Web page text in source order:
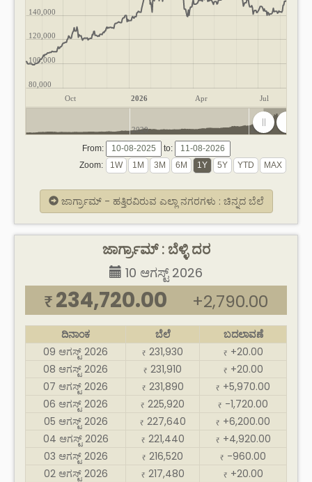
Oct 2026 Apr Jul
80,000
100,000
120,000
140,000
2020 2025
From:
to:
Zoom:
ಜಾರ್ಗ್ರಾಮ್ - ಹತ್ತಿರವಿರುವ ಎಲ್ಲಾ ನಗರಗಳು : ಚಿನ್ನದ ಬೆಲೆ
ಜಾರ್ಗ್ರಾಮ್ : ಬೆಳ್ಳಿ ದರ
10 ಆಗಸ್ಟ್ 2026
₹ 234,720.00 +2,790.00
ದಿನಾಂಕ ಬೆಲೆ
ಬದಲಾವಣೆ
09 ಆಗಸ್ಟ್ 2026
₹ 231,930 ₹ +20.00
08 ಆಗಸ್ಟ್ 2026
₹ 231,910 ₹ +20.00
07 ಆಗಸ್ಟ್ 2026
₹ 231,890 ₹ +5,970.00
06 ಆಗಸ್ಟ್ 2026
₹ 225,920 ₹ -1,720.00
05 ಆಗಸ್ಟ್ 2026
₹ 227,640 ₹ +6,200.00
04 ಆಗಸ್ಟ್ 2026
₹ 221,440 ₹ +4,920.00
03 ಆಗಸ್ಟ್ 2026
₹ 216,520 ₹ -960.00
02 ಆಗಸ್ಟ್ 2026
₹ 217,480 ₹ +20.00